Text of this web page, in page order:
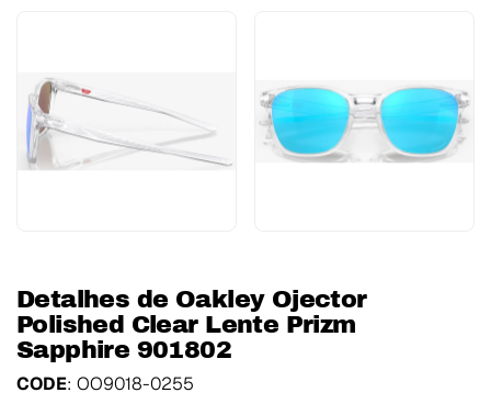
Detalhes de Oakley Ojector
Polished Clear Lente Prizm
Sapphire 901802
CODE: OO9018-0255